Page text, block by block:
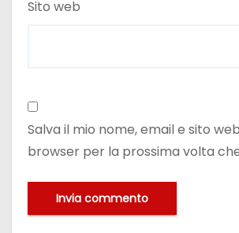
Sito web
Salva il mio nome, email e sito
browser per la prossima volta